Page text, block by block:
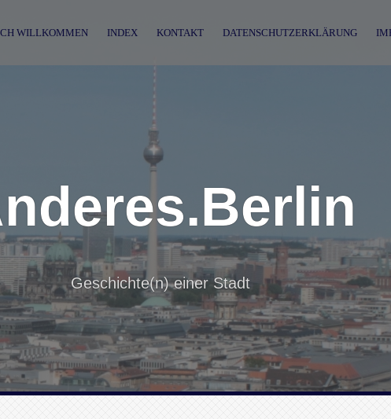
WILLKOMMEN INDEX KONTAKT DATENSCHUTZERKLÄRUNG
Geschichte(n) einer Stadt